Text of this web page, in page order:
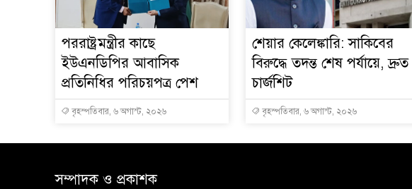
পররাষ্ট্রমন্ত্রীর কা‌ছে
ইউএনডিপির আবাসিক
প্রতিনিধির পরিচয়পত্র পেশ
বৃহস্পতিবার, ৬ অগাস্ট, ২০২৬
শেয়ার কেলেঙ্কারি: সাকিবের
বিরুদ্ধে তদন্ত শেষ পর্যায়ে, দ্রুত
চার্জশিট
বৃহস্পতিবার, ৬ অগাস্ট, ২০২৬
সম্পাদক ও প্রকাশক